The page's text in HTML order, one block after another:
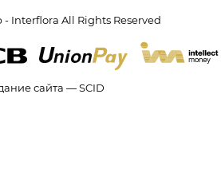
- Interflora All Rights Reserved
сайта — SCID